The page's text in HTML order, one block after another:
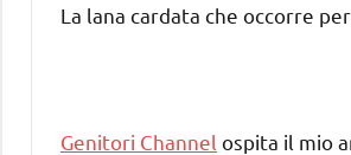
La lana cardata che occorre
Genitori Channel ospita il mio